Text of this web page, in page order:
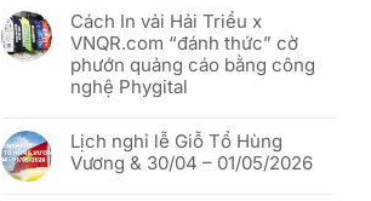
Cách In vải Hải Triều x
VNQR.com “đánh thức” cờ
phướn quảng cáo bằng công
nghệ Phygital
bình
luận
ở
Lịch nghỉ lễ Giỗ Tổ Hùng
Vương & 30/04 – 01/05/2026